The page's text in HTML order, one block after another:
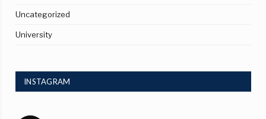
Uncategorized
University
INSTAGRAM